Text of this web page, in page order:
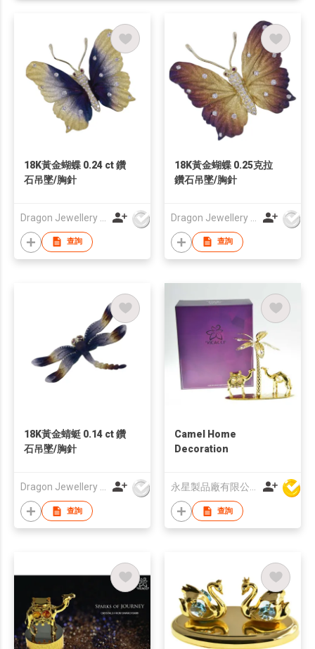
18K黃金蝴蝶 0.24 ct 鑽
石吊墜/胸針
查詢
18K黃金蝴蝶 0.25克拉
鑽石吊墜/胸針
查詢
18K黃金蜻蜓 0.14 ct 鑽
石吊墜/胸針
查詢
Camel Home
Decoration
查詢